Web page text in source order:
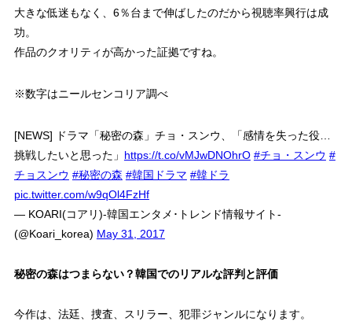
大きな低迷もなく、6％台まで伸ばしたのだから視聴率興行は成
功。
作品のクオリティが高かった証拠ですね。
※数字はニールセンコリア調べ
[NEWS] ドラマ「秘密の森」チョ・スンウ、「感情を失った役…
挑戦したいと思った」 https://t.co/vMJwDNOhrO #チョ・スンウ #
チョスンウ #秘密の森 #韓国ドラマ #韓ドラ
pic.twitter.com/w9qOl4FzHf
— KOARI(コアリ)-韓国エンタメ･トレンド情報サイト-
(@Koari_korea) May 31, 2017
秘密の森はつまらない？韓国でのリアルな評判と評価
今作は、法廷、捜査、スリラー、犯罪ジャンルになります。